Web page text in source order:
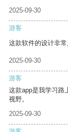
2025-09-30
游客
这款软件的设计非常
2025-09-30
游客
这款app是我学习路
视野。
2025-09-30